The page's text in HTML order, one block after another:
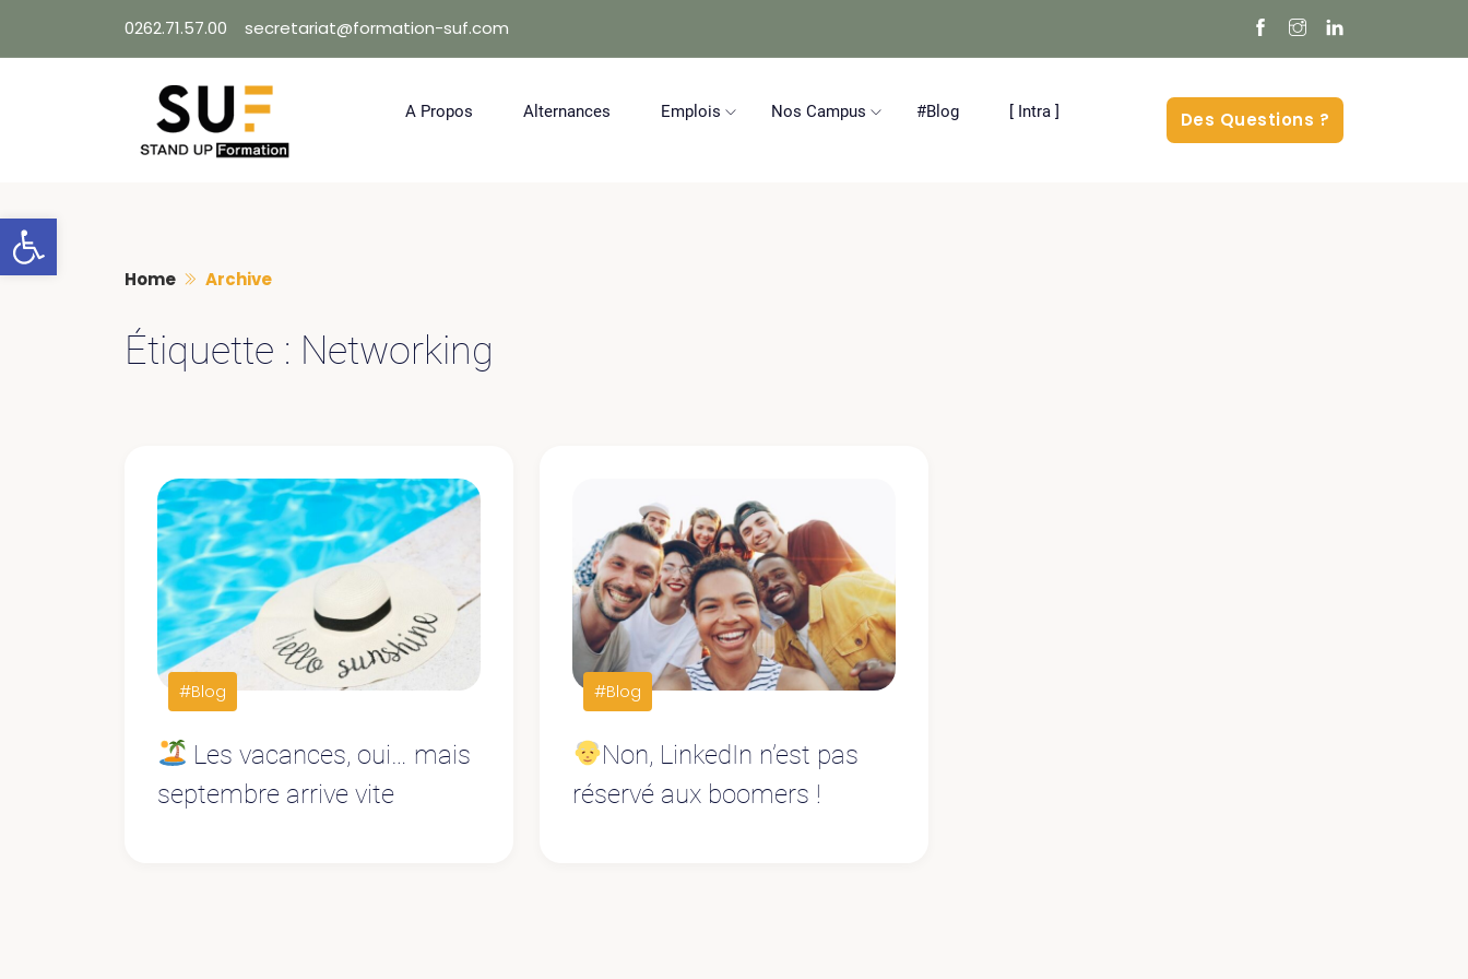
Ouvrir la barre d’outils
to
0262.71.57.00 secretariat@formation-suf.com
A Propos Alternances Emplois Nos Campus #Blog [ Intra ] Des Questions ?
Home Archive
Étiquette : Networking
#Blog
Les vacances, oui… mais
septembre arrive vite
#Blog
Non, LinkedIn n’est pas
réservé aux boomers !